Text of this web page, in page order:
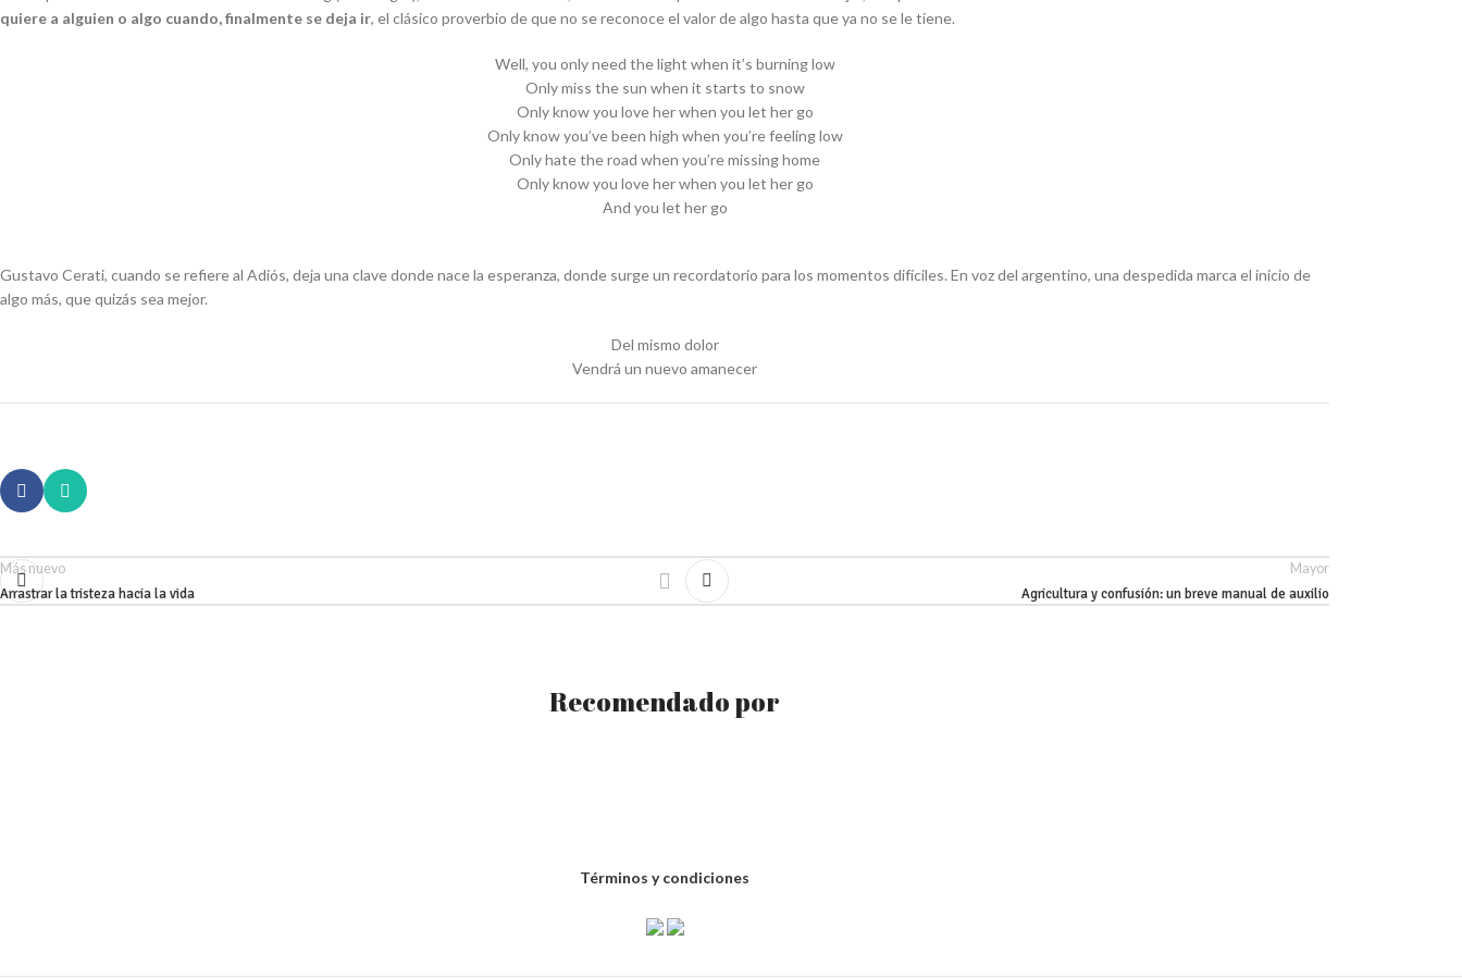
quiere a alguien o algo cuando, finalmente se deja ir, el clásico proverbio de que no se reconoce el valor de algo hasta que ya no se le tiene.
Well, you only need the light when it’s burning low
Only miss the sun when it starts to snow
Only know you love her when you let her go
Only know you’ve been high when you’re feeling low
Only hate the road when you’re missing home
Only know you love her when you let her go
And you let her go
Gustavo Cerati, cuando se refiere al Adiós, deja una clave donde nace la esperanza, donde surge un recordatorio para los momentos difíciles. En voz del argentino, una despedida marca el inicio de
algo más, que quizás sea mejor.
Del mismo dolor
Vendrá un nuevo amanecer
Más nuevo
Arrastrar la tristeza hacia la vida
Mayor
Agricultura y confusión: un breve manual de auxilio
Recomendado por
Términos y condiciones